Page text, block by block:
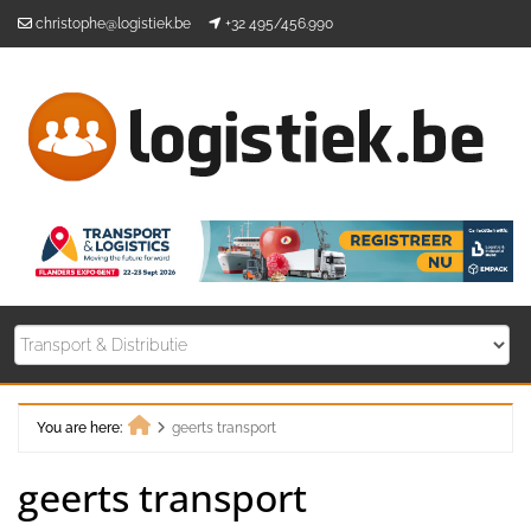
christophe@logistiek.be +32 495/456.990
You are here:
geerts transport
geerts transport